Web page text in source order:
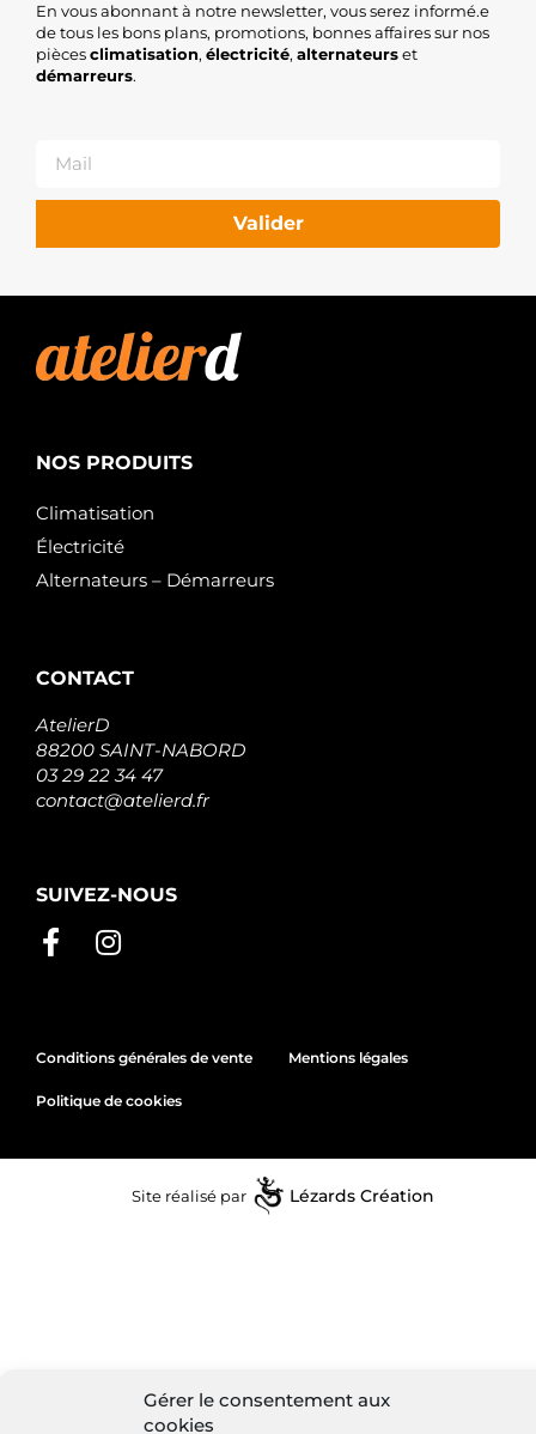
Gérer le consentement aux
cookies
En vous abonnant à notre newsletter, vous serez informé.e
de tous les bons plans, promotions, bonnes affaires sur nos
piècesclimatisation, électricité, alternateurset
démarreurs.
Valider
NOS PRODUITS
Climatisation
Électricité
Alternateurs – Démarreurs
CONTACT
AtelierD
88200 SAINT-NABORD
03 29 22 34 47
contact@atelierd.fr
SUIVEZ-NOUS
Conditions générales de vente Mentions légales
Politique de cookies
Site réalisé par Lézards Création